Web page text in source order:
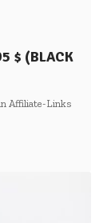
$ (BLACK
Affiliate-Links